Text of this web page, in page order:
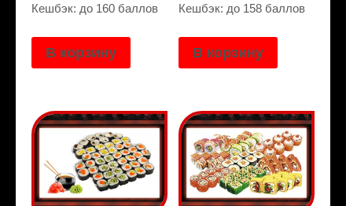
Кешбэк: до 160 баллов
В корзину
Кешбэк: до 158 баллов
В корзину